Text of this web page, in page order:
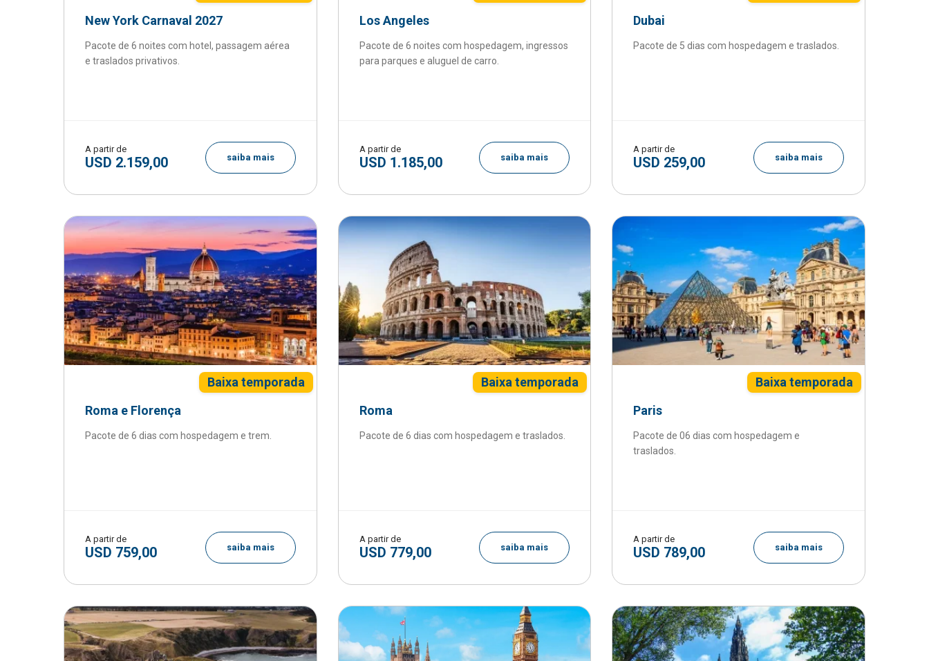
New York Carnaval 2027
Pacote de 6 noites com hotel, passagem aérea
e traslados privativos.
A partir de
USD 2.159,00 saiba mais
Los Angeles
Pacote de 6 noites com hospedagem, ingressos
para parques e aluguel de carro.
A partir de
USD 1.185,00 saiba mais
Dubai
Pacote de 5 dias com hospedagem e traslados.
A partir de
USD 259,00 saiba mais
Baixa temporada
Roma e Florença
Pacote de 6 dias com hospedagem e trem.
A partir de
USD 759,00 saiba mais
Baixa temporada
Roma
Pacote de 6 dias com hospedagem e traslados.
A partir de
USD 779,00 saiba mais
Baixa temporada
Paris
Pacote de 06 dias com hospedagem e
traslados.
A partir de
USD 789,00 saiba mais